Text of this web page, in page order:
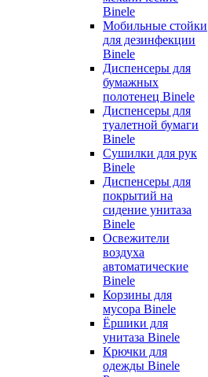
Binele
Мобильные стойки
для дезинфекции
Binele
Диспенсеры для
бумажных
полотенец Binele
Диспенсеры для
туалетной бумаги
Binele
Сушилки для рук
Binele
Диспенсеры для
покрытий на
сидение унитаза
Binele
Освежители
воздуха
автоматические
Binele
Корзины для
мусора Binele
Ёршики для
унитаза Binele
Крючки для
одежды Binele